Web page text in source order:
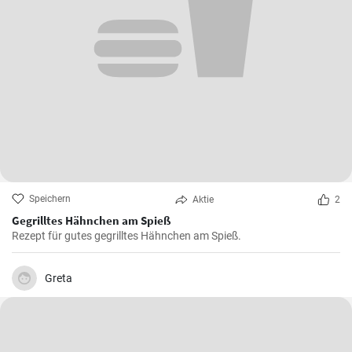
Speichern Aktie 2
Gegrilltes Hähnchen am Spieß
Rezept für gutes gegrilltes Hähnchen am Spieß.
Greta